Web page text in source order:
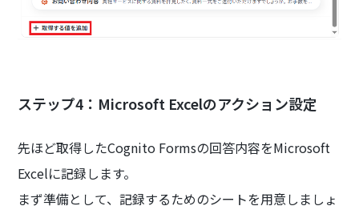
ステップ4：Microsoft Excelのアクション設定
先ほど取得したCognito Formsの回答内容をMicrosoft
Excelに記録します。
まず準備として、記録するためのシートを用意しましょ